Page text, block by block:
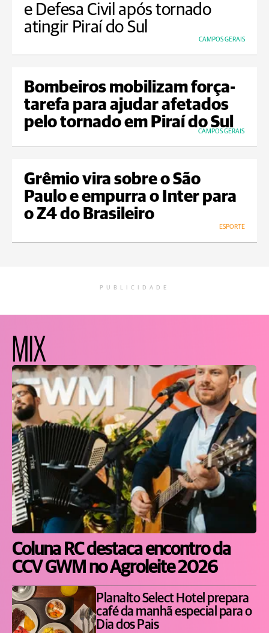
e Defesa Civil após tornado
atingir Piraí do Sul
CAMPOS GERAIS
Bombeiros mobilizam força-
tarefa para ajudar afetados
pelo tornado em Piraí do Sul
CAMPOS GERAIS
Grêmio vira sobre o São
Paulo e empurra o Inter para
o Z4 do Brasileiro
ESPORTE
PUBLICIDADE
MIX
Coluna RC destaca encontro da
CCV GWM no Agroleite 2026
Planalto Select Hotel prepara
café da manhã especial para o
Dia dos Pais